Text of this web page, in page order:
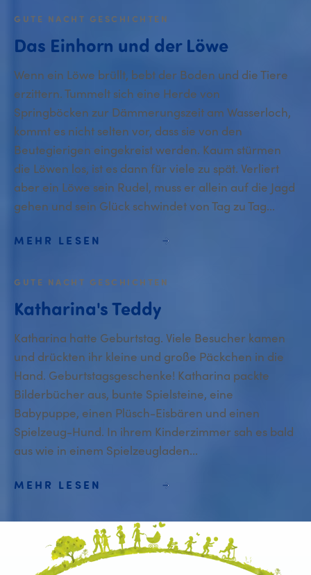
GUTE NACHT GESCHICHTEN
Das Einhorn und der Löwe
Wenn ein Löwe brüllt, bebt der Boden und die Tiere
erzittern. Tummelt sich eine Herde von
Springböcken zur Dämmerungszeit am Wasserloch,
kommt es nicht selten vor, dass sie von den
Beutegierigen eingekreist werden. Kaum stürmen
die Löwen los, ist es dann für viele zu spät. Verliert
aber ein Löwe sein Rudel, muss er allein auf die Jagd
gehen und sein Glück schwindet von Tag zu Tag...
MEHR LESEN
GUTE NACHT GESCHICHTEN
Katharina's Teddy
Katharina hatte Geburtstag. Viele Besucher kamen
und drückten ihr kleine und große Päckchen in die
Hand. Geburtstagsgeschenke! Katharina packte
Bilderbücher aus, bunte Spielsteine, eine
Babypuppe, einen Plüsch-Eisbären und einen
Spielzeug-Hund. In ihrem Kinderzimmer sah es bald
aus wie in einem Spielzeugladen...
MEHR LESEN